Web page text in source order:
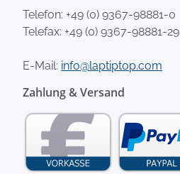
Telefon: +49 (0) 9367-98881-0
Telefax: +49 (0) 9367-98881-29
E-Mail: info@laptiptop.com
Zahlung & Versand